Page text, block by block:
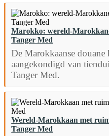
Marokko: wereld-
Tanger Med
De Marokkaanse douane
aangekondigd van
Tanger Med.
Wereld-Marokkaan met
Tanger Med